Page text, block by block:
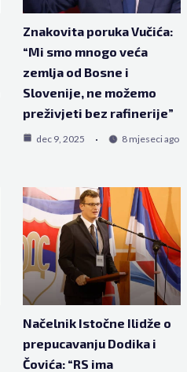
Znakovita poruka Vučića:
“Mi smo mnogo veća
zemlja od Bosne i
Slovenije, ne možemo
preživjeti bez rafinerije”
dec 9, 2025 8 mjeseci ago
Načelnik Istočne Ilidže o
prepucavanju Dodika i
Čovića: “RS ima